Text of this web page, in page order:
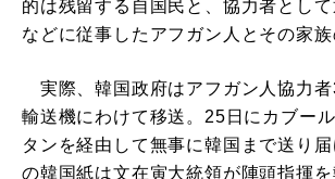
的は残留する自国民と、協力者とし
などに従事したアフガン人とその家族
実際、韓国政府はアフガン人協力
輸送機にわけて移送。25日にカブー
タンを経由して無事に韓国まで送り
の韓国紙は文在寅大統領が陣頭指揮